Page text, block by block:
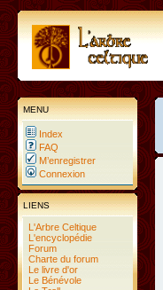
MENU
Index
FAQ
M’enregistrer
Connexion
LIENS
L'Arbre Celtique
L'encyclopédie
Forum
Charte du forum
Le livre d'or
Le Bénévole